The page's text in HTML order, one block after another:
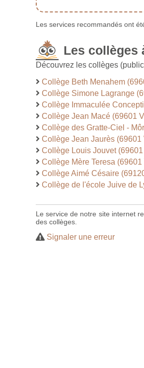
Les services recommandés ont
Les collèges
Découvrez les collèges
Collège Beth Menahem
Collège Simone Lagrange
Collège Immaculée
Collège Jean Macé (69601
Collège des Gratte-Ciel -
Collège Jean Jaurès
Collège Louis Jouvet
Collège Mère Teresa
Collège Aimé Césaire
Collège de l'école Juive de
Le service de notre site internet
des collèges.
Signaler une erreur